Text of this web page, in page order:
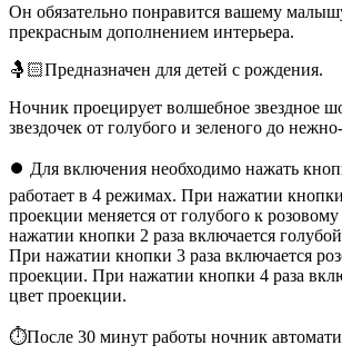
Он обязательно понравится вашему
прекрасным дополнением интерьера.
🤱🏻Предназначен для детей с рождения.
Ночник проецирует волшебное звездное
звездочек от голубого и зеленого до
⏺ Для включения необходимо нажать
работает в 4 режимах. При нажатии
проекции меняется от голубого к
нажатии кнопки 2 раза включается
При нажатии кнопки 3 раза включается
проекции. При нажатии кнопки 4 раза
цвет проекции.
⏱После 30 минут работы ночник